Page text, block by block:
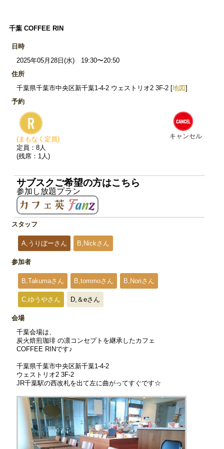
千葉 COFFEE RIN
日時
2025年05月28日(水) 19:30〜20:50
住所
千葉県千葉市中央区新千葉1-4-2 ウェストリオ2 3F-2 [地図]
予約
(まもなく定員)
定員：8人
(残席：1人)
キャンセル
サブスクご希望の方はこちら
参加し放題プラン
スタッフ
A,うりぼーさん B,Nickさん
参加者
B,Takumaさん B,tommoさん B,Noriさん
C,ゆうやさん D,＆eさん
会場
千葉会場は、
炭火焙煎珈琲 の凛コンセプトを継承したカフェ
COFFEE RINです♪
千葉県千葉市中央区新千葉1-4-2
ウェストリオ2 3F-2
JR千葉駅の西改札を出て左に曲がってすぐです☆